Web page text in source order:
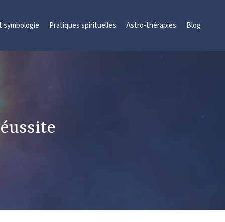
symbologie Pratiques spirituelles Astro-thérapies Blog